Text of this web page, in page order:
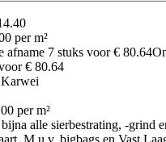
.40
per m²
afname 7 stuks voor€ 80.64
€ 80.64
per m²
alle sierbestrating, -grind
M.u.v. bigbags en Vast